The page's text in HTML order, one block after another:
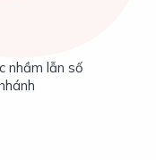
nhầm lẫn số